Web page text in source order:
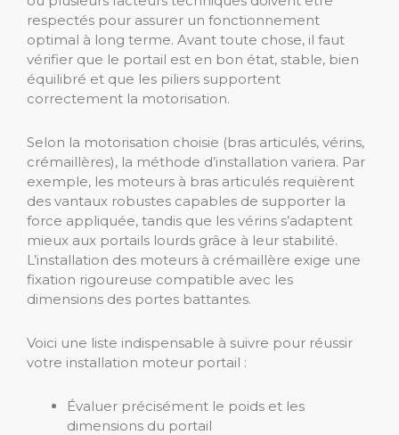
respectés pour assurer un fonctionnement
optimal à long terme. Avant toute chose, il faut
vérifier que le portail est en bon état, stable, bien
équilibré et que les piliers supportent
correctement la motorisation.
Selon la motorisation choisie (bras articulés, vérins,
crémaillères), la méthode d’installation variera. Par
exemple, les moteurs à bras articulés requièrent
des vantaux robustes capables de supporter la
force appliquée, tandis que les vérins s’adaptent
mieux aux portails lourds grâce à leur stabilité.
L’installation des moteurs à crémaillère exige une
fixation rigoureuse compatible avec les
dimensions des portes battantes.
Voici une liste indispensable à suivre pour réussir
votre installation moteur portail :
Évaluer précisément le poids et les
dimensions du portail